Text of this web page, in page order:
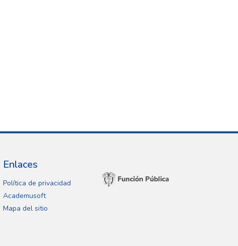
Enlaces
Política de privacidad
Academusoft
Mapa del sitio